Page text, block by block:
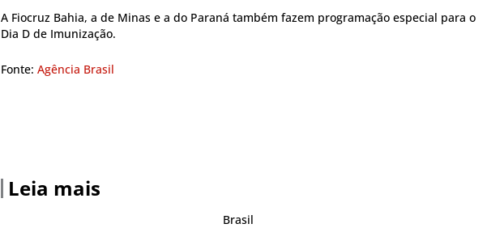
A Fiocruz Bahia, a de Minas e a do Paraná também fazem programação especial para o
Dia D de Imunização.
Fonte: Agência Brasil
Leia mais
Brasil